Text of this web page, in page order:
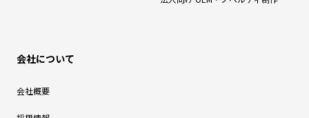
会社について
会社概要